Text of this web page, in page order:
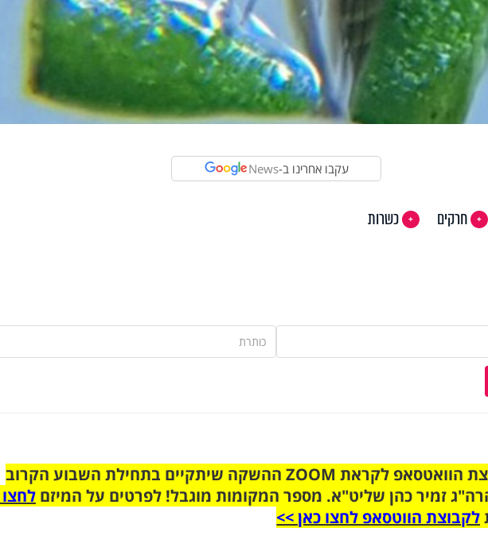
עקבו אחרינו ב-News
חרקים כשרות
הצטרפו לקבוצת הוואטסאפ לקראת ZOOM ההשקה שיתקיים בתחילת השבוע הקרוב
זמיר כהן שליט"א. מספר המקומות מוגבל! לפרטים על המיזם
לקבוצת הווטסאפ לחצו כאן >>